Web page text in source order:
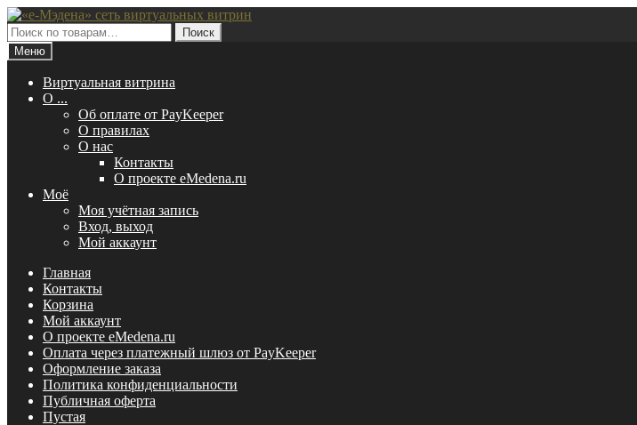
Перейти
к
навигации
Перейти
к
содержимому
Искать:
Поиск
Меню
Виртуальная витрина
O ...
Об оплате от PayKeeper
О правилах
О нас
Контакты
О проекте eMedena.ru
Моё
Моя учётная запись
Вход, выход
Мой аккаунт
Главная
Контакты
Корзина
Мой аккаунт
О проекте eMedena.ru
Оплата через платежный шлюз от PayKeeper
Оформление заказа
Политика конфиденциальности
Публичная оферта
Пустая